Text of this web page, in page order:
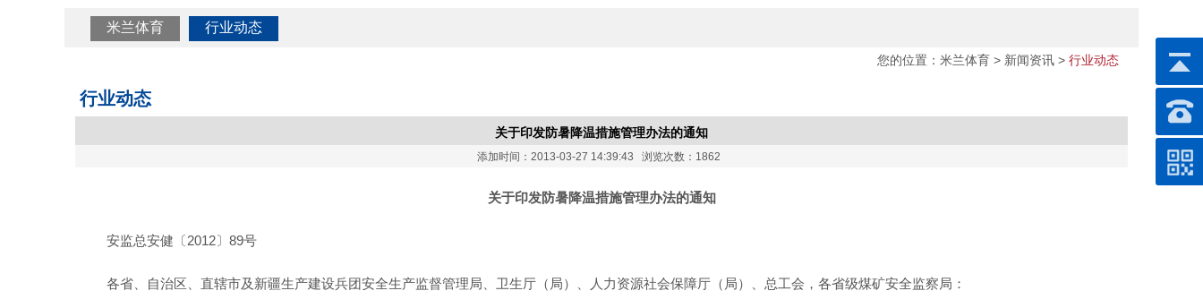
米兰体育 行业动态
您的位置： 米兰体育 > 新闻资讯 > 行业动态
行业动态
关于印发防暑降温措施管理办法的通知
添加时间：2013-03-27 14:39:43 浏览次数：1862
关于印发防暑降温措施管理办法的通知
安监总安健〔2012〕89号
各省、自治区、直辖市及新疆生产建设兵团安全生产监督管理局、卫生厅（局）、人力资源社会保障厅（局）、总工会，各省级煤矿安全监察局：